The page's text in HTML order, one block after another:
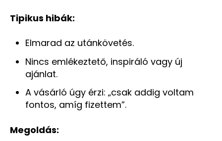
Tipikus hibák:
Elmarad az utánkövetés.
Nincs emlékeztető, inspiráló vagy új
ajánlat.
A vásárló úgy érzi: „csak addig voltam
fontos, amíg fizettem”.
Megoldás: